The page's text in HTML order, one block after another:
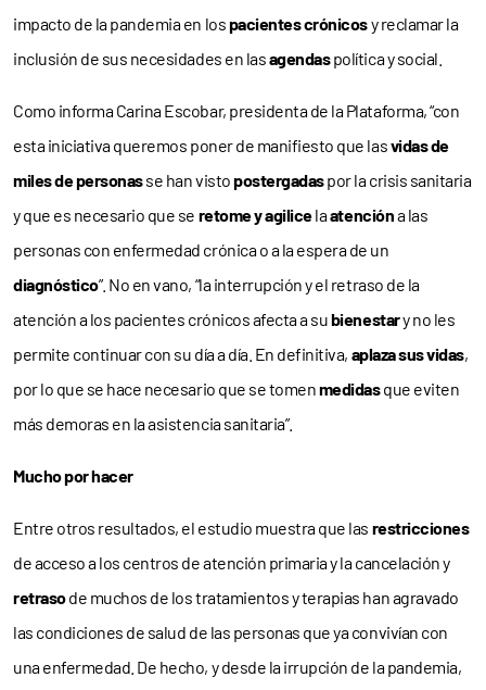
impacto de la pandemia en lospacientes crónicosy reclamar la
inclusión de sus necesidades en lasagendaspolítica y social.
Como informa Carina Escobar, presidenta de la Plataforma, “con
esta iniciativa queremos poner de manifiesto que lasvidas de
miles de personasse han vistopostergadaspor la crisis sanitaria
y que es necesario que se retome y agilicelaatencióna las
personas con enfermedad crónica o a la espera de un
diagnóstico”. No en vano, “la interrupción y el retraso de la
atención a los pacientes crónicos afecta a subienestary no les
permite continuar con su día a día. En definitiva, aplaza sus vidas,
por lo que se hace necesario que se tomenmedidasque eviten
más demoras en la asistencia sanitaria”.
Mucho por hacer
Entre otros resultados, el estudio muestra que las restricciones
de acceso a los centros de atención primaria y la cancelación y
retrasode muchos de los tratamientos y terapias han agravado
las condiciones de salud de las personas que ya convivían con
una enfermedad. De hecho, y desde la irrupción de la pandemia,